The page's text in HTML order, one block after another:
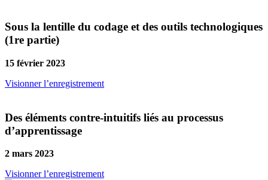
Sous la lentille du codage et des outils technologiques
(1re partie)
15 février 2023
Visionner l’enregistrement
Des éléments contre-intuitifs liés au processus
d’apprentissage
2 mars 2023
Visionner l’enregistrement